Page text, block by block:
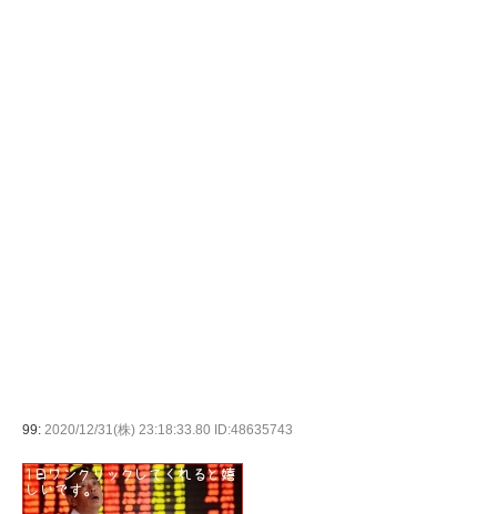
99: 2020/12/31(株) 23:18:33.80 ID:48635743